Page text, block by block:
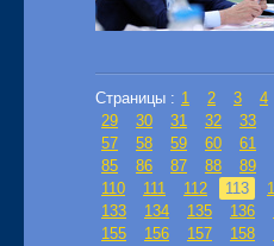
Страницы : 1 2 3 4
29
30 31 32 33
57
58 59 60 61
85
86 87 88 89
110
111 112 113
133
134 135 136
155
156 157 158